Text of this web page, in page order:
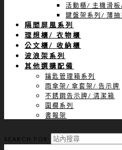
活動櫃/ 主機滑
鍵盤架系列/ 薄
隔間屏風系列
理想櫃/ 衣物櫃
公文櫃/ 收納櫃
波浪架系列
其他選購配備
鑰匙管理箱系列
雨傘架/ 傘套架/ 告示牌
不銹鋼告示牌/ 清潔箱
圍欄系列
書報架
SEARCH FOR: